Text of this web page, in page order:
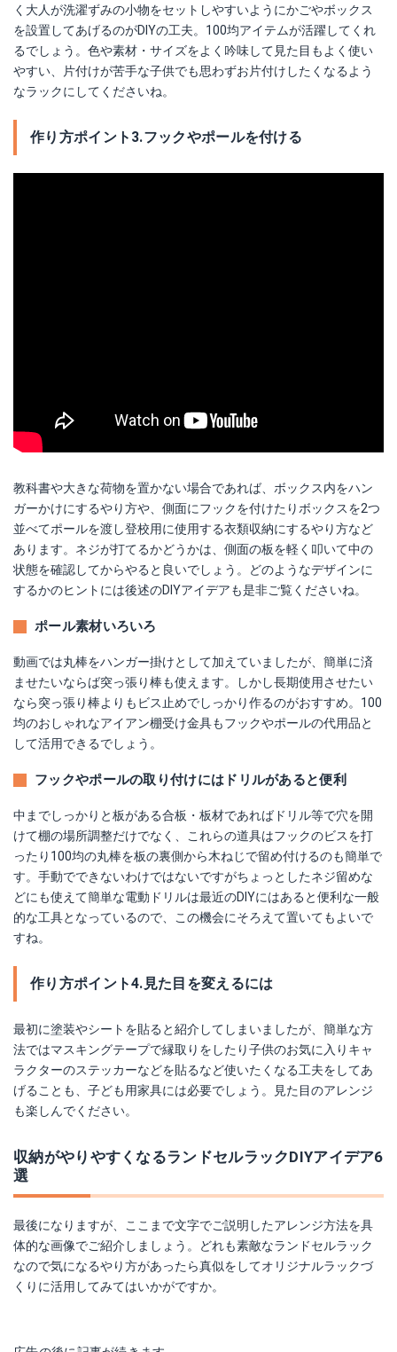
く大人が洗濯ずみの小物をセットしやすいようにかごやボックス
を設置してあげるのがDIYの工夫。100均アイテムが活躍してくれ
るでしょう。色や素材・サイズをよく吟味して見た目もよく使い
やすい、片付けが苦手な子供でも思わずお片付けしたくなるよう
なラックにしてくださいね。
作り方ポイント3.フックやポールを付ける
教科書や大きな荷物を置かない場合であれば、ボックス内をハン
ガーかけにするやり方や、側面にフックを付けたりボックスを2つ
並べてポールを渡し登校用に使用する衣類収納にするやり方など
あります。ネジが打てるかどうかは、側面の板を軽く叩いて中の
状態を確認してからやると良いでしょう。どのようなデザインに
するかのヒントには後述のDIYアイデアも是非ご覧くださいね。
ポール素材いろいろ
動画では丸棒をハンガー掛けとして加えていましたが、簡単に済
ませたいならば突っ張り棒も使えます。しかし長期使用させたい
なら突っ張り棒よりもビス止めでしっかり作るのがおすすめ。100
均のおしゃれなアイアン棚受け金具もフックやポールの代用品と
して活用できるでしょう。
フックやポールの取り付けにはドリルがあると便利
中までしっかりと板がある合板・板材であればドリル等で穴を開
けて棚の場所調整だけでなく、これらの道具はフックのビスを打
ったり100均の丸棒を板の裏側から木ねじで留め付けるのも簡単で
す。手動でできないわけではないですがちょっとしたネジ留めな
どにも使えて簡単な電動ドリルは最近のDIYにはあると便利な一般
的な工具となっているので、この機会にそろえて置いてもよいで
すね。
作り方ポイント4.見た目を変えるには
最初に塗装やシートを貼ると紹介してしまいましたが、簡単な方
法ではマスキングテープで縁取りをしたり子供のお気に入りキャ
ラクターのステッカーなどを貼るなど使いたくなる工夫をしてあ
げることも、子ども用家具には必要でしょう。見た目のアレンジ
も楽しんでください。
収納がやりやすくなるランドセルラックDIYアイデア6
選
最後になりますが、ここまで文字でご説明したアレンジ方法を具
体的な画像でご紹介しましょう。どれも素敵なランドセルラック
なので気になるやり方があったら真似をしてオリジナルラックづ
くりに活用してみてはいかがですか。